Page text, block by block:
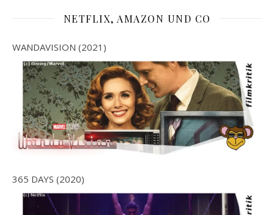
NETFLIX, AMAZON UND CO
WANDAVISION (2021)
365 DAYS (2020)